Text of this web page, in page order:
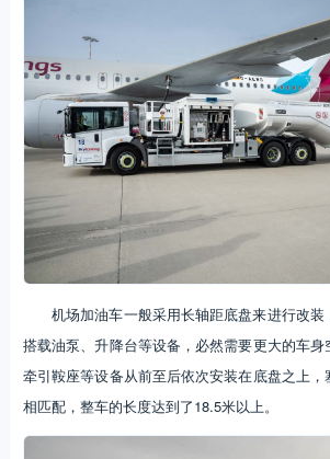
机场加油车一般采用长轴距底盘来进行改
搭载油泵、升降台等设备，必然需要更大的车身
牵引鞍座等设备从前至后依次安装在底盘之上
相匹配，整车的长度达到了18.5米以上。